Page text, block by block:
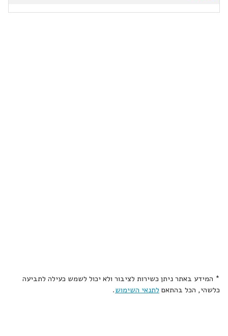
* המידע באתר ניתן כשירות לציבור ולא יכול לשמש כעילה לתביעה
כלשהי, הכל בהתאם לתנאי השימוש.